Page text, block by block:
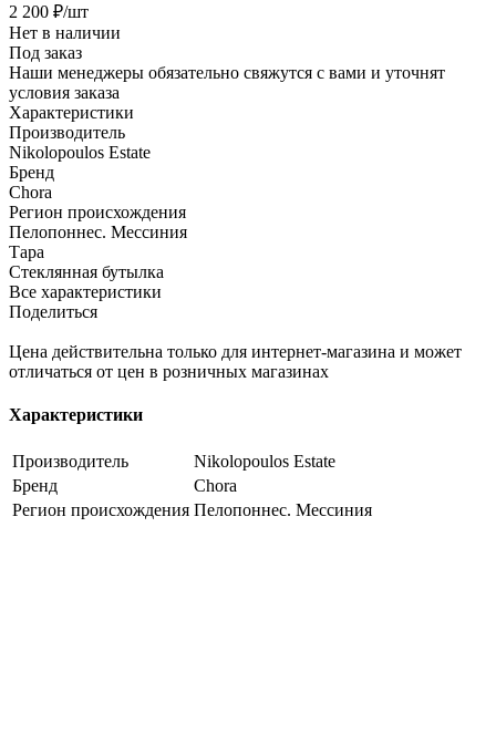
2 200 ₽/шт
Нет в наличии
Под заказ
Наши менеджеры обязательно свяжутся с вами и уточнят
условия заказа
Характеристики
Производитель
Nikolopoulos Estate
Бренд
Chora
Регион происхождения
Пелопоннес. Мессиния
Тара
Стеклянная бутылка
Все характеристики
Поделиться
Цена действительна только для интернет-магазина и может
отличаться от цен в розничных магазинах
Характеристики
Производитель
Nikolopoulos Estate
Бренд
Chora
Регион происхождения Пелопоннес. Мессиния